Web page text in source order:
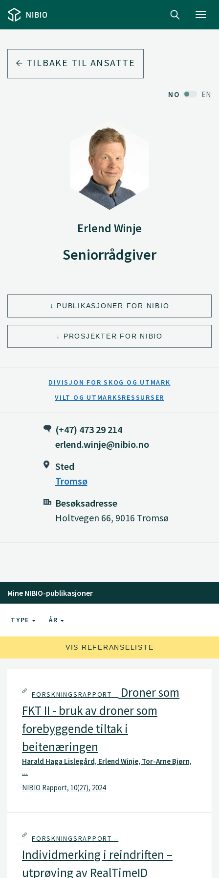
TILBAKE TIL ANSATTE
NO EN
Erlend Winje
Seniorrådgiver
PUBLIKASJONER FOR NIBIO
PROSJEKTER FOR NIBIO
DIVISJON FOR SKOG OG UTMARK
VILT OG UTMARKSRESSURSER
(+47) 473 29 214
erlend.winje@nibio.no
Sted
Tromsø
Besøksadresse
Holtvegen 66, 9016 Tromsø
Mine NIBIO-publikasjoner
TYPE ÅR
VIS REFERANSELISTE
FORSKNINGSRAPPORT – Droner som
FKT II - bruk av droner som
forebyggende tiltak i
beitenæringen
Harald Haga Lislegård, Erlend Winje, Tor-Arne Bjørn,
...
NIBIO Rapport, 10(27), 2024
FORSKNINGSRAPPORT –
Individmerking i reindriften –
utprøving av RealTimeID